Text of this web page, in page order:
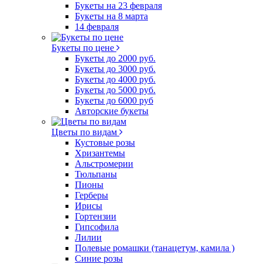
Букеты на 23 февраля
Букеты на 8 марта
14 февраля
Букеты по цене
Букеты до 2000 руб.
Букеты до 3000 руб.
Букеты до 4000 руб.
Букеты до 5000 руб.
Букеты до 6000 руб
Авторские букеты
Цветы по видам
Кустовые розы
Хризантемы
Альстромерии
Тюльпаны
Пионы
Герберы
Ирисы
Гортензии
Гипсофила
Лилии
Полевые ромашки (танацетум, камила )
Синие розы